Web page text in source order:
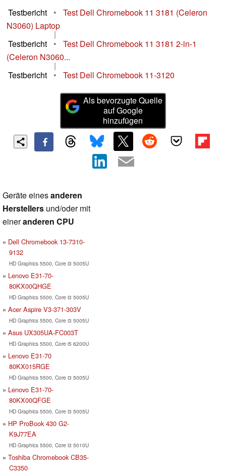
Testbericht •
Test Dell Chromebook 11 3181 (Celeron
N3060) Laptop
|
Testbericht
•
Test Dell Chromebook 11 3181 2-in-1
(Celeron N3060...
|
Testbericht
• Test Dell Chromebook 11-3120
Als bevorzugte Quelle
auf Google
hinzufügen
Geräte einesanderen
Herstellers und/oder mit
eineranderen CPU
Dell Chromebook 13-7310-
9132
HD Graphics 5500, Core i3 5005U
Lenovo E31-70-
80KX00QHGE
HD Graphics 5500, Core i3 5005U
Acer Aspire V3-371-303V
HD Graphics 5500, Core i3 5005U
Asus UX305UA-FC003T
HD Graphics 5500, Core i5 6200U
Lenovo E31-70
80KX015RGE
HD Graphics 5500, Core i3 5005U
Lenovo E31-70-
80KX00QFGE
HD Graphics 5500, Core i3 5005U
HP ProBook 430 G2-
K9J77EA
HD Graphics 5500, Core i3 5010U
Toshiba Chromebook CB35-
C3350